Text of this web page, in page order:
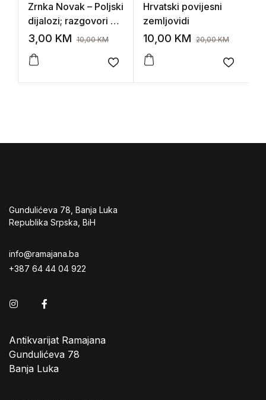
Zrnka Novak – Poljski
dijalozi; razgovori sa
generalom
Jaruzelskim
3,00 KM 10,00KM
Add to wishlist
Hrvatski povijesni
zemljovidi
10,00 KM 20,00KM
Add to
Gundulićeva 78, Banja Luka
Republika Srpska, BiH
info@ramajana.ba
+387 64 44 04 922
Instagram
Antikvarijat Ramajana
Gundulićeva 78
Banja Luka